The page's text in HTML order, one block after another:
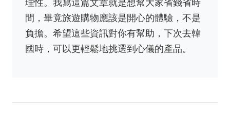
理性。我寫這篇文章就是想幫大家省錢省時
間，畢竟旅遊購物應該是開心的體驗，不是
負擔。希望這些資訊對你有幫助，下次去韓
國時，可以更輕鬆地挑選到心儀的產品。